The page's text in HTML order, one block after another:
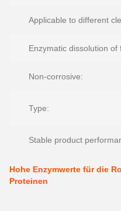
Applicable to different
Enzymatic dissolution of
Non-corrosive:
Type:
Stable product
Hohe Enzymwerte für die
Proteinen